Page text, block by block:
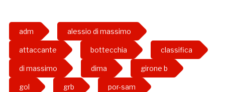
adm alessio di massimo
attaccante bottecchia classifica
di massimo dima girone b
gol grb por-sam